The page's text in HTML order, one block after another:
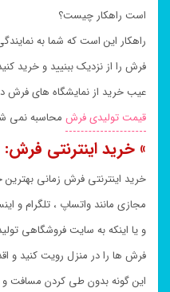
است راهکار چیست؟
راهکار این است که شما به
فرش را از نزدیک ببنیید و خرید
عیب خرید از نمایشگاه های فرش
قیمت تولیدی فرش محاسبه نمی
» خرید اینترنتی فرش:
خرید اینترنتی فرش زمانی
مجازی مانند واتساپ ، تلگرام و
و یا اینکه به سایت فروشگاهی
فرش ها را در منزل رویت کنید و
این گونه بدون طی کردن مسافت